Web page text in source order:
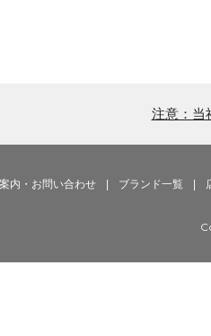
注意：当
内・お問い合わせ ブランド一覧